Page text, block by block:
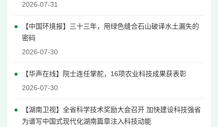
2026-07-31
【中国环境报】三十三年，用绿色缝合石山破译水土漏失的
密码
2026-07-30
【华声在线】院士连任掌舵，16项农业科技成果获表彰
2026-07-30
【湖南卫视】全省科学技术奖励大会召开 加快建设科技强省
为谱写中国式现代化湖南篇章注入科技动能